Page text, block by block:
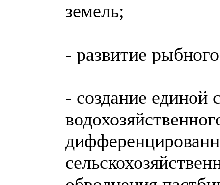
земель;
- развитие
- создание единой